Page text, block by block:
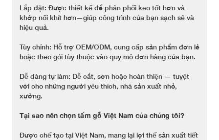
Lắp đặt: Được thiết kế để phân phối keo tốt hơn và
khớp nối khít hơn—giúp công trình của bạn sạch sẽ và
hiệu quả.
Tùy chỉnh: Hỗ trợ OEM/ODM, cung cấp sản phẩm đơn lẻ
hoặc theo gói tùy thuộc vào quy mô đơn hàng của bạn.
Dễ dàng tự làm: Dễ cắt, sơn hoặc hoàn thiện — tuyệt
vời cho những người yêu thích, nhà sản xuất nhỏ,
xưởng.
Tại sao nên chọn tấm gỗ Việt Nam của chúng tôi?
Được chế tạo tại Việt Nam, mang lại lợi thế sản xuất tiết